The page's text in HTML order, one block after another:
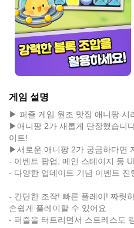
게임 설명
▶ 퍼즐 게임 원조 맛집 애니팡 시
▶애니팡 2가 새롭게 단장했습니
이트!
▶새로운 애니팡 2가 궁금하다면
- 이벤트 팝업, 메인 스테이지 등
- 다양한 업데이트 기념 이벤트 진
- 간단한 조작! 빠른 플레이! 짜릿
손쉽게 플레이할 수 있어요
- 퍼즐을 터트리면서 스트레스도